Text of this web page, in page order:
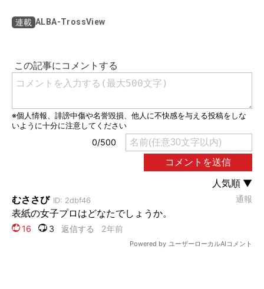
連載 ALBA-TrossView